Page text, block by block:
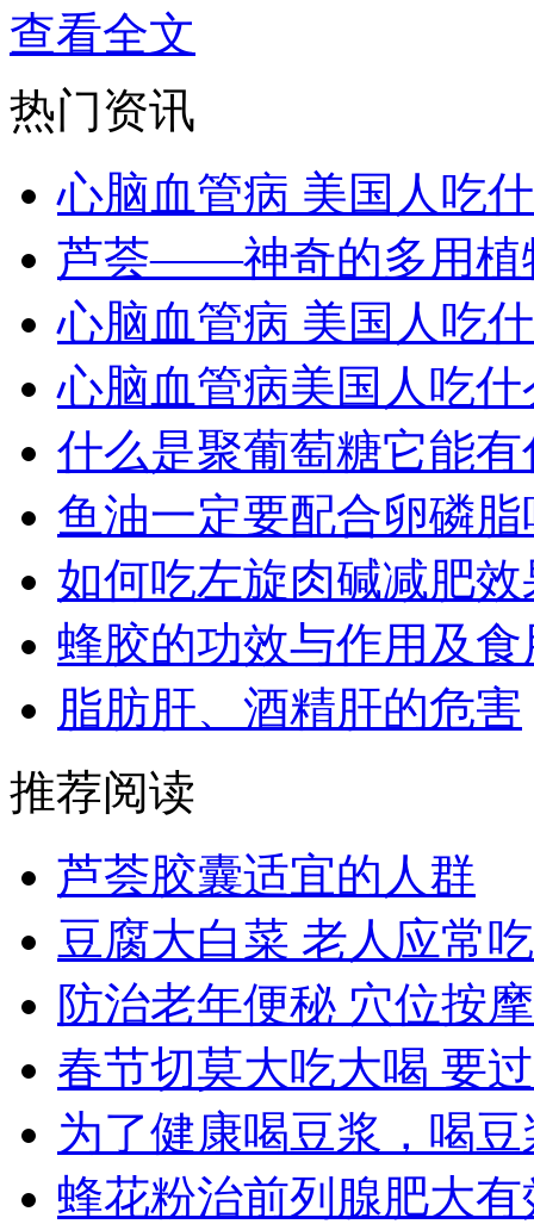
查看全文
热门资讯
心脑血管病 美国人吃
芦荟——神奇的多用植
心脑血管病 美国人吃
心脑血管病美国人吃什
什么是聚葡萄糖它能
鱼油一定要配合卵磷脂
如何吃左旋肉碱减肥
蜂胶的功效与作用及
脂肪肝、酒精肝的危害
推荐阅读
芦荟胶囊适宜的人群
豆腐大白菜 老人应常吃
防治老年便秘 穴位按
春节切莫大吃大喝 要
为了健康喝豆浆，喝
蜂花粉治前列腺肥大有